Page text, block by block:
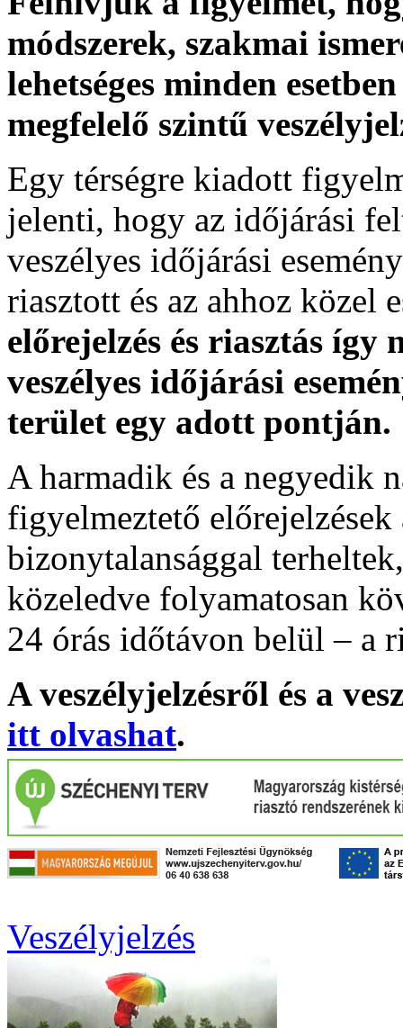
módszerek, szakmai
lehetséges minden
megfelelő szintű
Egy térségre kiadott
jelenti, hogy az időjárási
veszélyes időjárási
riasztott és az ahhoz közel
előrejelzés és riasztás
veszélyes időjárási
terület egy adott pontján.
A harmadik és a negyedik
figyelmeztető
bizonytalansággal
közeledve folyamatosan
24 órás időtávon belül – a
A veszélyjelzésről és a
itt olvashat.
Veszélyjelzés